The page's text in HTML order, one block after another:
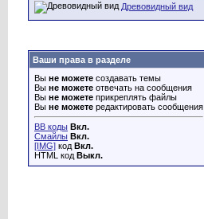
Древовидный вид
Ваши права в разделе
Вы не можете создавать темы
Вы не можете отвечать на сообщения
Вы не можете прикреплять файлы
Вы не можете редактировать сообщения
BB коды Вкл.
Смайлы Вкл.
[IMG] код Вкл.
HTML код Выкл.